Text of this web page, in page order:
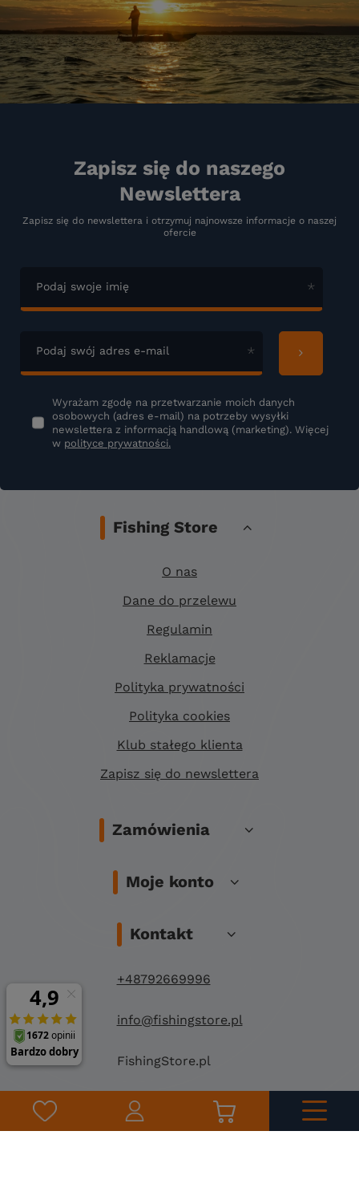
Zapisz się do naszego
Newslettera
Zapisz się do newslettera i otrzymuj najnowsze informacje o naszej
ofercie
Podaj swoje imię
Podaj swój adres e-mail
Wyrażam zgodę na przetwarzanie moich danych
osobowych (adres e-mail) na potrzeby wysyłki
newslettera z informacją handlową (marketing). Więcej
w polityce prywatności.
Fishing Store
O nas
Dane do przelewu
Regulamin
Reklamacje
Polityka prywatności
Polityka cookies
Klub stałego klienta
Zapisz się do newslettera
Zamówienia
Moje konto
Kontakt
+48792669996
info@fishingstore.pl
FishingStore.pl
Kuznocin 1
96-500 Sochaczew